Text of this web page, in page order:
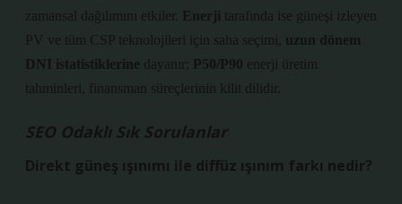
zamansal dağılımını etkiler.
Enerji tarafında ise güneşi izleyen
PV ve tüm CSP teknolojileri için saha seçimi, uzun dönem
DNI istatistiklerine dayanır; P50/P90 enerji üretim
tahminleri, finansman süreçlerinin kilit dilidir.
SEO Odaklı Sık Sorulanlar
Direkt güneş ışınımı ile diffüz ışınım farkı nedir?